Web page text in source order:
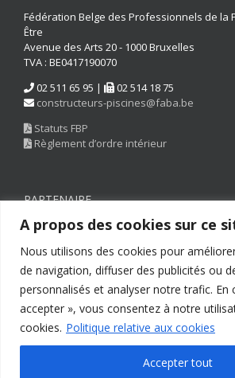
A propos des cookies sur ce
Nous utilisons des cookies pour
de navigation, diffuser des publicités ou
personnalisés et analyser notre trafic. En
accepter », vous consentez à notre
cookies. Politique relative aux cookies
Accepter tout
Fédération Belge des Professionnels de la
Être
Avenue des Arts 20 - 1000 Bruxelles
TVA : BE0417190070
02 511 65 95 |
02 514 18 75
constructeurs-piscines@faba.be
Statuts FBP
Règlement d’ordre intérieur
PARTENAIRE